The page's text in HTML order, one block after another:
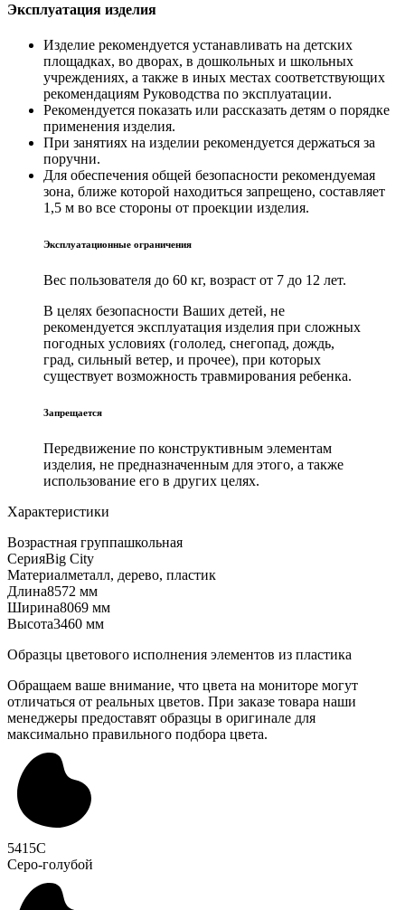
Эксплуатация изделия
Изделие рекомендуется устанавливать на детских
площадках, во дворах, в дошкольных и школьных
учреждениях, а также в иных местах соответствующих
рекомендациям Руководства по эксплуатации.
Рекомендуется показать или рассказать детям о порядке
применения изделия.
При занятиях на изделии рекомендуется держаться за
поручни.
Для обеспечения общей безопасности рекомендуемая
зона, ближе которой находиться запрещено, составляет
1,5 м во все стороны от проекции изделия.
Эксплуатационные ограничения
Вес пользователя до 60 кг, возраст от 7 до 12 лет.
В целях безопасности Ваших детей, не
рекомендуется эксплуатация изделия при сложных
погодных условиях (гололед, снегопад, дождь,
град, сильный ветер, и прочее), при которых
существует возможность травмирования ребенка.
Запрещается
Передвижение по конструктивным элементам
изделия, не предназначенным для этого, а также
использование его в других целях.
Характеристики
Возрастная группашкольная
СерияBig City
Материалметалл, дерево, пластик
Длина8572 мм
Ширина8069 мм
Высота3460 мм
Образцы цветового исполнения элементов из пластика
Обращаем ваше внимание, что цвета на мониторе могут
отличаться от реальных цветов. При заказе товара наши
менеджеры предоставят образцы в оригинале для
максимально правильного подбора цвета.
5415C
Серо-голубой